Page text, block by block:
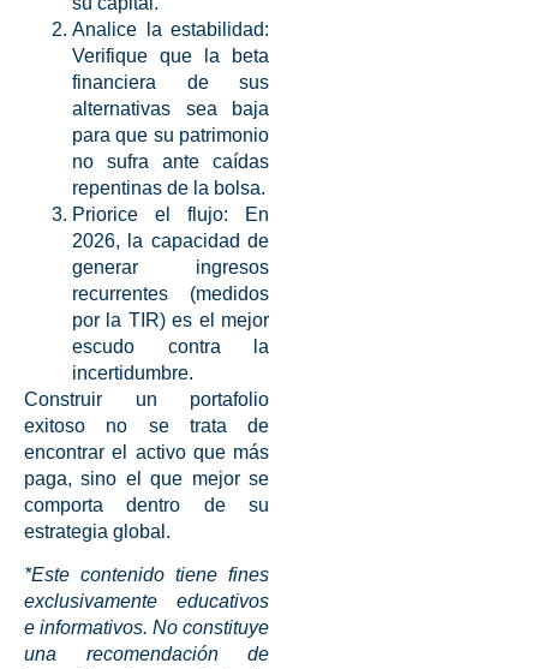
Analice la estabilidad:
Verifique que la
beta
financiera de sus
alternativas sea baja
para que su patrimonio
no sufra ante caídas
repentinas de la bolsa.
Priorice el flujo: En
2026, la capacidad de
generar ingresos
recurrentes (medidos
por la TIR) es el mejor
escudo contra la
incertidumbre.
Construir un portafolio
exitoso no se trata de
encontrar el activo que más
paga, sino el que mejor se
comporta dentro de su
estrategia global.
*Este contenido tiene fines
exclusivamente educativos
e informativos. No constituye
una recomendación de